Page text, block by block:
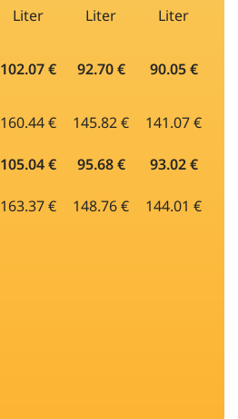
Liter
Liter
Liter
102.07 € 92.70 € 90.05 €
160.44 € 145.82 € 141.07 €
105.04 € 95.68 € 93.02 €
163.37 € 148.76 € 144.01 €